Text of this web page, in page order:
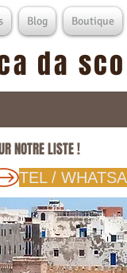
Blog Boutique
da
NOTRE LISTE !